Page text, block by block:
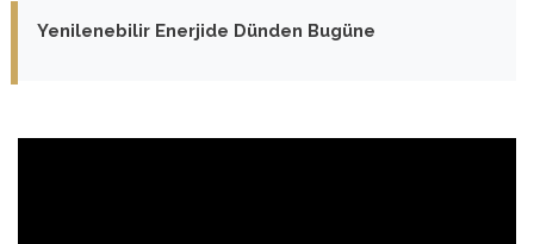
Yenilenebilir Enerjide Dünden Bugüne